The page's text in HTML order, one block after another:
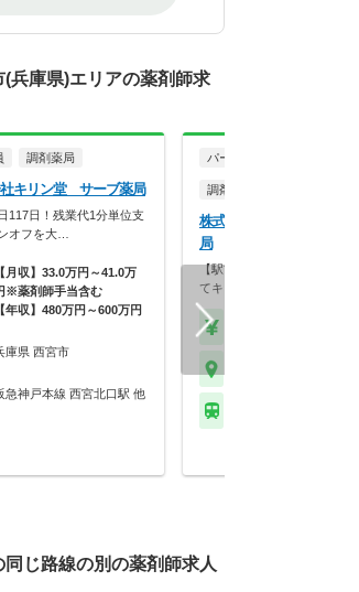
(兵庫県)エリアの薬剤師求
調剤薬局
キリン堂 サーブ薬局
117日！残業代1分単位支
オフを大…
【月収】33.0万円～41.0万
※薬剤師手当含む
【年収】480万円～600万円
庫県 西宮市
急神戸本線 西宮北口駅 他
パート・アルバイト
調剤薬局
株式会社グローリー ひ
局
【駅前3分／完全週休2日制
てキレイな店舗です…
同じ路線の別の薬剤師求人